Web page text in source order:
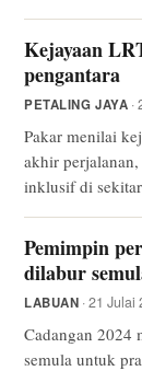
Kejayaan
pengantara
PETALING JAYA
Pakar menilai
akhir
inklusif di sekitar
Pemimpin
dilabur
LABUAN · 21 Julai
Cadangan 2024
semula untuk